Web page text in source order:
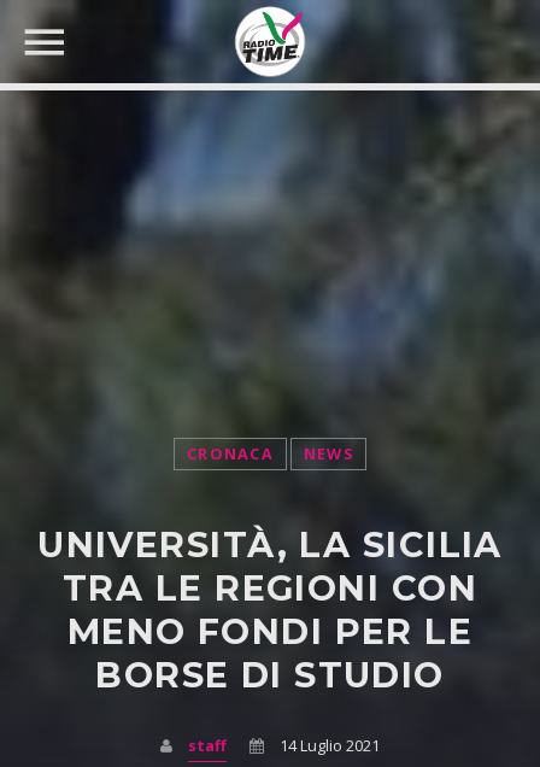
CRONACA NEWS
UNIVERSITÀ, LA SICILIA
TRA LE REGIONI CON
MENO FONDI PER LE
BORSE DI STUDIO
staff 14 Luglio 2021